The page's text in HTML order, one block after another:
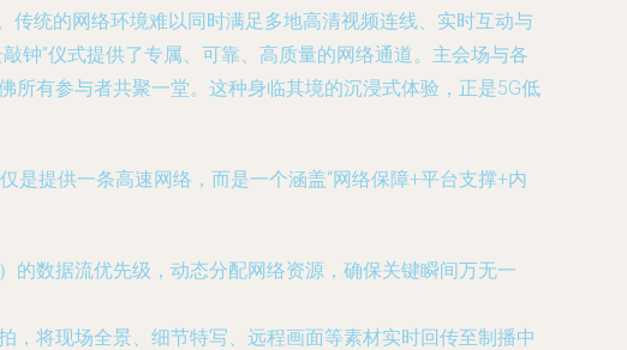
传统的网络环境难以同时满足多地高清视频连线、实时互动与
钟”仪式提供了专属、可靠、高质量的网络通道。主会场与各
有参与者共聚一堂。这种身临其境的沉浸式体验，正是5G低
是提供一条高速网络，而是一个涵盖“网络保障+平台支撑+内
的数据流优先级，动态分配网络资源，确保关键瞬间万无一
，将现场全景、细节特写、远程画面等素材实时回传至制播中